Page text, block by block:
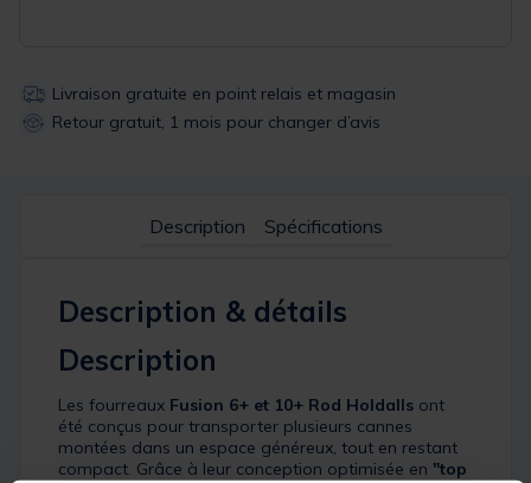
Livraison gratuite en point relais et magasin
Retour gratuit, 1 mois pour changer d’avis
Description Spécifications
Description & détails
Description
Les fourreaux Fusion 6+ et 10+ Rod Holdalls ont
été conçus pour transporter plusieurs cannes
montées dans un espace généreux, tout en restant
compact. Grâce à leur conception optimisée en "top